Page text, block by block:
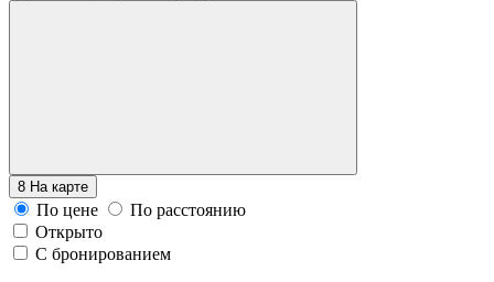
8 На карте
По цене
По расстоянию
Открыто
С бронированием